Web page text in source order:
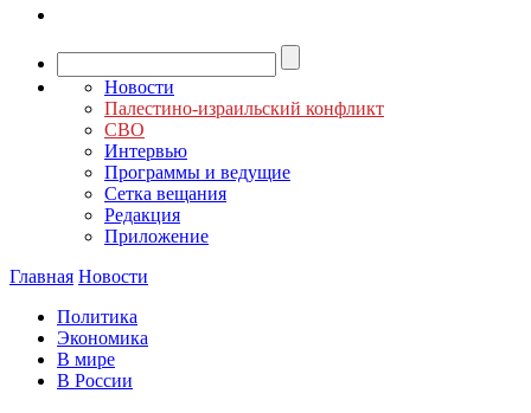
Новости
Палестино-израильский конфликт
СВО
Интервью
Программы и ведущие
Сетка вещания
Редакция
Приложение
Главная Новости
Политика
Экономика
В мире
В России